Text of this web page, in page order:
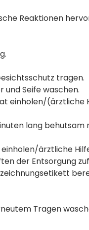
Reaktionen
tragen.
und Seife waschen.
einholen/(ärztliche
Minuten lang
ärztliche
der Entsorgung
Tragen